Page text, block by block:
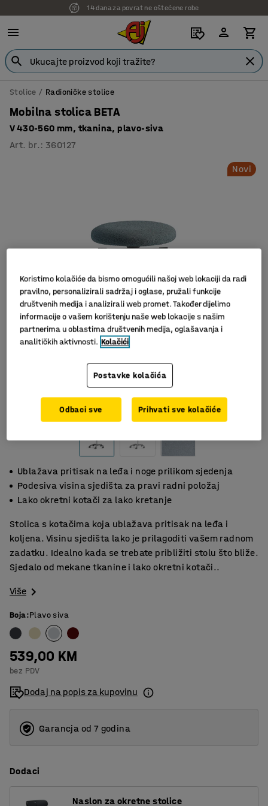
14 dana za povrat ne oštećene robe
Stolice Radioničke stolice
Mobilna stolica BETA
V 430-560 mm, tkanina, plavo-siva
Art. br. : 360127
Novi
Ublažava pritisak na leđa i noge prilikom sjedenja
Podesiva visina sjedišta za pravi radni položaj
Lako okretni kotači za lako kretanje
Stolica s kotačima koja ublažava pritisak na leđa i
koljena. Visinu sjedišta lako je prilagoditi vašem radnom
zadatku. Idealno kada se trebate približiti stolu što bliže.
Sjedalo od mekane tkanine i lako okretni kotači..
Više
Boja:Plavo siva
539,00 KM
bez PDV
Dodaj na popis za kupovinu
Garancja od 7 godina
Dodaci
Naslon za okretne stolice
Koristimo kolačiće da bismo omogućili našoj web lokaciji da radi
pravilno, personalizirali sadržaj i oglase, pružali funkcije
društvenih medija i analizirali web promet. Također dijelimo
informacije o vašem korištenju naše web lokacije s našim
partnerima u oblastima društvenih medija, oglašavanja i
analitičkih aktivnosti. Kolačići
Postavke kolačića
Odbaci sve Prihvati sve kolačiće